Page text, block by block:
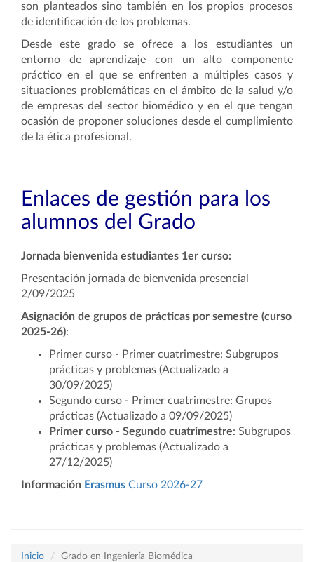
son planteados sino también en los propios procesos
de identificación de los problemas.
Desde este grado se ofrece a los estudiantes un
entorno de aprendizaje con un alto componente
práctico en el que se enfrenten a múltiples casos y
situaciones problemáticas en el ámbito de la salud y/o
de empresas del sector biomédico y en el que tengan
ocasión de proponer soluciones desde el cumplimiento
de la ética profesional.
Enlaces de gestión para los
alumnos del Grado
Jornada bienvenida estudiantes 1er curso:
Presentación jornada de bienvenida presencial
2/09/2025
Asignación de grupos de prácticas por semestre (curso
2025-26):
Primer curso - Primer cuatrimestre: Subgrupos
prácticas y problemas (Actualizado a
30/09/2025)
Segundo curso - Primer cuatrimestre: Grupos
prácticas (Actualizado a 09/09/2025)
Primer curso - Segundo cuatrimestre: Subgrupos
prácticas y problemas (Actualizado a
27/12/2025)
Información Erasmus Curso 2026-27
Inicio Grado en Ingeniería Biomédica